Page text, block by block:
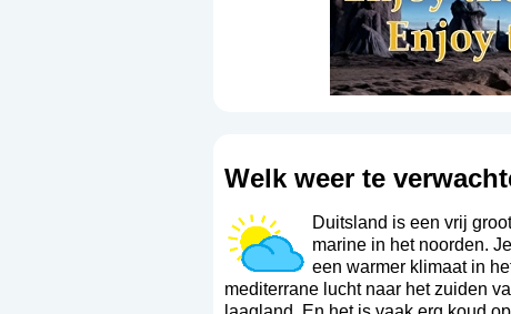
Welk weer te
Duitsland is een vrij
marine in het noorden.
een warmer klimaat in
mediterrane lucht naar het zuiden